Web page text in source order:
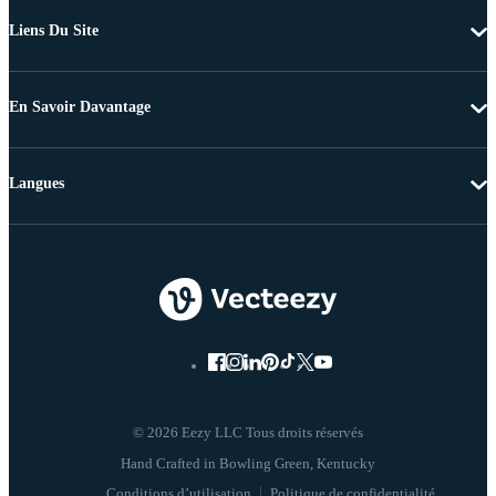
Liens Du Site
En Savoir Davantage
© 2026 Eezy LLC Tous droits réservés
Langues